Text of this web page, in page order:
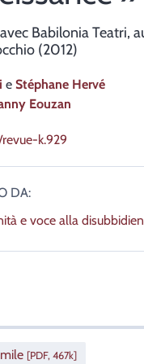
Babilonia Teatri,
(2012)
e Stéphane Hervé
Eouzan
k.929
DA:
e voce alla
[PDF, 467k]